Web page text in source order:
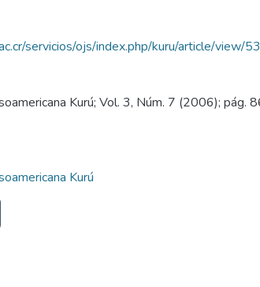
servicios/ojs/index.php/kuru/article/view/
Kurú; Vol. 3, Núm. 7 (2006); pág.
Kurú